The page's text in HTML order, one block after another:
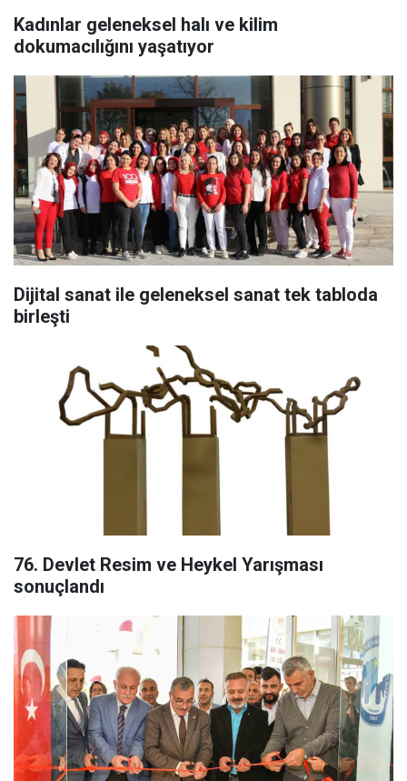
Kadınlar geleneksel halı ve kilim
dokumacılığını yaşatıyor
Dijital sanat ile geleneksel sanat tek tabloda
birleşti
76. Devlet Resim ve Heykel Yarışması
sonuçlandı